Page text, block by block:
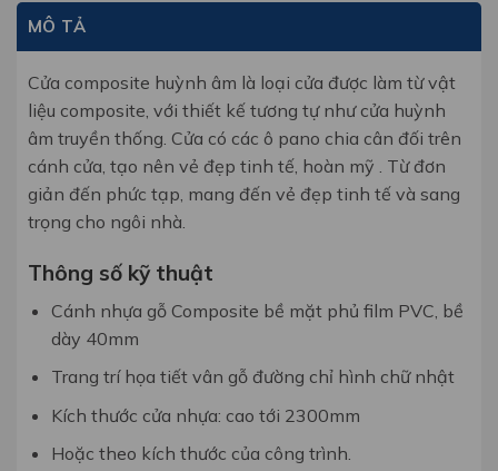
MÔ TẢ
Cửa composite huỳnh âm là loại cửa được làm từ vật
liệu composite, với thiết kế tương tự như cửa huỳnh
âm truyền thống. Cửa có các ô pano chia cân đối trên
cánh cửa, tạo nên vẻ đẹp tinh tế, hoàn mỹ . Từ đơn
giản đến phức tạp, mang đến vẻ đẹp tinh tế và sang
trọng cho ngôi nhà.
Thông số kỹ thuật
Cánh nhựa gỗ Composite bề mặt phủ film PVC, bề
dày 40mm
Trang trí họa tiết vân gỗ đường chỉ hình chữ nhật
Kích thước cửa nhựa: cao tới 2300mm
Hoặc theo kích thước của công trình.